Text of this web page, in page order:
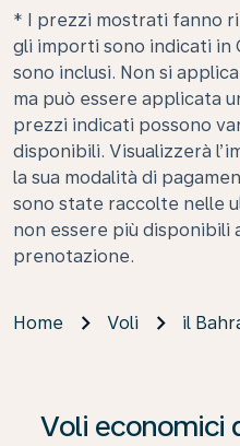
* I prezzi mostrati fanno
gli importi sono indicati in
sono inclusi. Non si
ma può essere applicata
prezzi indicati possono
disponibili. Visualizzerà
la sua modalità di
sono state raccolte nelle
non essere più disponibili
prenotazione.
Home Voli il
Voli economici
Se non trova risultati,